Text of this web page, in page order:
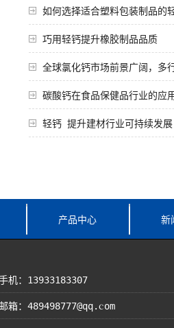
如何选择适合塑料包装制品的
巧用轻钙提升橡胶制品品质
全球氯化钙市场前景广阔，多
碳酸钙在食品保健品行业的应
轻钙 提升建材行业可持续发展
产品中心 新
机：13933183307
邮箱：489498777@qq.com